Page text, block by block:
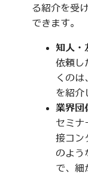
る紹介を受
できます。
知人・
依頼し
くのは
を紹介
業界団
セミナ
接コン
のよう
で、細